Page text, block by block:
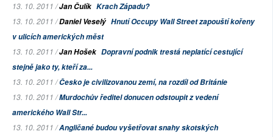
13. 10. 2011 /Jan Čulík Krach Západu?
13. 10. 2011 /Daniel Veselý Hnutí Occupy Wall Street zapouští kořeny
v ulicích amerických měst
13. 10. 2011 /Jan Hošek Dopravní podnik trestá neplatící cestující
stejně jako ty, kteří za...
13. 10. 2011 /Česko je civilizovanou zemí, na rozdíl od Británie
13. 10. 2011 /Murdochův ředitel donucen odstoupit z vedení
amerického Wall Str...
13. 10. 2011 /Angličané budou vyšetřovat snahy skotských